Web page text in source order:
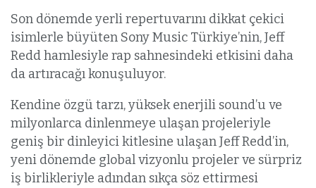
Son dönemde yerli repertuvarını dikkat çekici
isimlerle büyüten Sony Music Türkiye’nin, Jeff
Redd hamlesiyle rap sahnesindeki etkisini daha
da artıracağı konuşuluyor.
Kendine özgü tarzı, yüksek enerjili sound’u ve
milyonlarca dinlenmeye ulaşan projeleriyle
geniş bir dinleyici kitlesine ulaşan Jeff Redd’in,
yeni dönemde global vizyonlu projeler ve sürpriz
iş birlikleriyle adından sıkça söz ettirmesi